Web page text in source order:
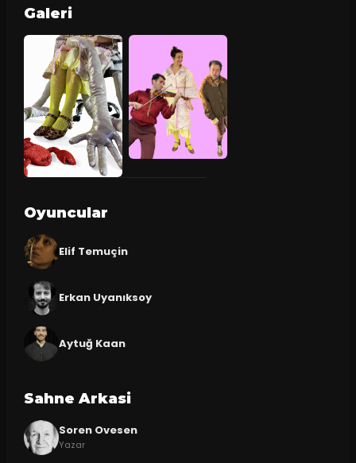
Galeri
Oyuncular
Elif Temuçin
Erkan Uyanıksoy
Aytuğ Kaan
Sahne Arkasi
Soren Ovesen
Yazar